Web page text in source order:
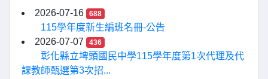
2026-07-16 688
115學年度新生編班名冊-公告
2026-07-07
436
彰化縣立埤頭國民中學115學年度第1次代理及代
課教師甄選第3次招...